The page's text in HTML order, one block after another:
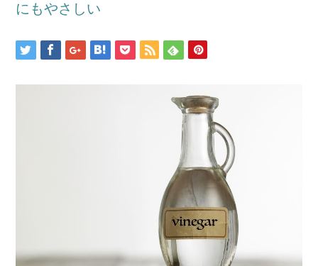
にもやさしい